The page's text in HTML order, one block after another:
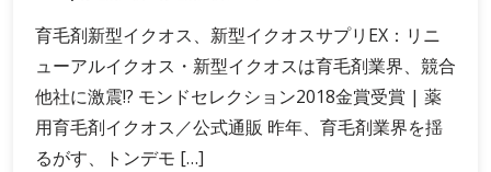
育毛剤新型イクオス、新型イクオスサプリEX：リニ
ューアルイクオス・新型イクオスは育毛剤業界、競合
他社に激震!? モンドセレクション2018金賞受賞 | 薬
用育毛剤イクオス／公式‎通販 昨年、育毛剤業界を揺
るがす、トンデモ […]